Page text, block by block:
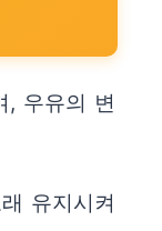
, 우유의 변
유지시켜